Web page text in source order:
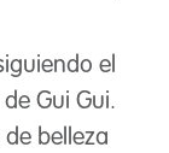
el
Gui Gui.
belleza